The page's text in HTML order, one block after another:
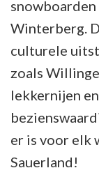
Winterberg.
culturele
zoals
lekkernijen
er is voor elk
Sauerland!